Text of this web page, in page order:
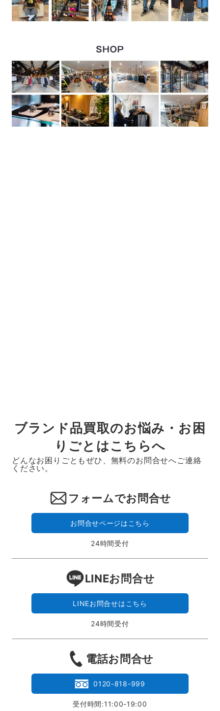
ブランド品買取のお悩み・お困
りごとはこちらへ
どんなお困りごともぜひ、無料のお問合せへご連絡
ください。
フォームでお問合せ
お問合せページはこちら
24時間受付
LINEお問合せ
LINEお問合せはこちら
24時間受付
電話お問合せ
0120-818-999
受付時間:11:00-19:00